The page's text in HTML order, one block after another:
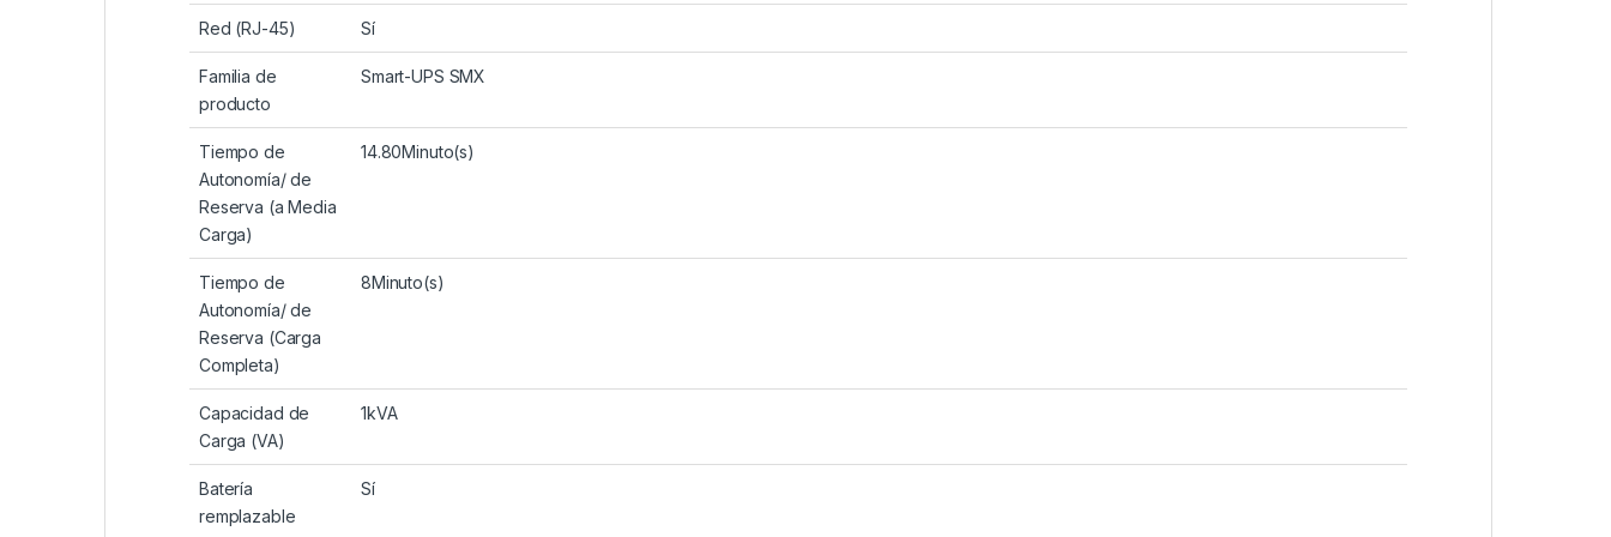
Red (RJ-45) Sí
Familia de
producto
Smart-UPS SMX
Tiempo de
Autonomía/ de
Reserva (a Media
Carga)
14.80Minuto(s)
Tiempo de
Autonomía/ de
Reserva (Carga
Completa)
8Minuto(s)
Capacidad de
Carga (VA)
1kVA
Batería
remplazable
Sí